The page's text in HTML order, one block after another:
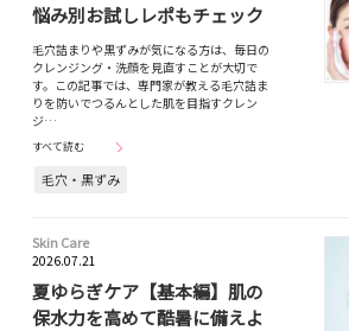
悩み別お試しレポもチェック
毛穴詰まりや黒ずみが気になる方は、毎日の
クレンジング・洗顔を見直すことが大切で
す。この記事では、専門家が教える毛穴詰ま
りを防いでつるんとした肌を目指すクレン
ジ…
すべて読む
毛穴・黒ずみ
Skin Care
2026.07.21
夏ゆらぎケア【基本編】肌の
保水力を高めて酷暑に備えよ